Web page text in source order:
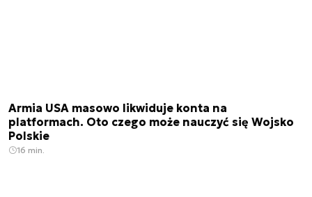
Armia USA masowo likwiduje konta na
platformach. Oto czego może nauczyć się Wojsko
Polskie
16 min.